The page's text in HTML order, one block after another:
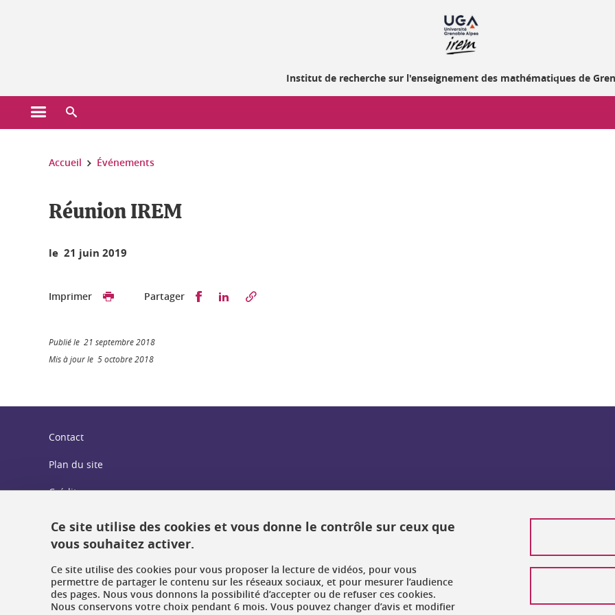
Institut de recherche sur l'enseignement des mathématiques de
Ouvrir le menu principal
Vous êtes ici :
Accueil Événements
Réunion IREM
le 21 juin 2019
Imprimer Partager Partager sur Facebook
Partager sur LinkedIn
Publié le 21 septembre 2018
Mis à jour le 5 octobre 2018
Contact
Plan du site
Crédits
Mentions légales
Données personnelles : politique de confidentialité
Gestion des cookies
Accessibilité : non conforme
Ce site utilise des cookies et vous donne le contrôle sur ceux que
vous souhaitez activer.
Ce site utilise des cookies pour vous proposer la lecture de vidéos, pour vous
permettre de partager le contenu sur les réseaux sociaux, et pour mesurer l’audience
des pages. Nous vous donnons la possibilité d’accepter ou de refuser ces cookies.
Nous conservons votre choix pendant 6 mois. Vous pouvez changer d’avis et modifier